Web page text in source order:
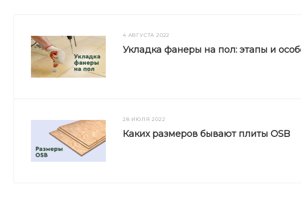
4 АВГУСТА 2022
Укладка фанеры на пол: этапы и
28 ИЮЛЯ 2022
Каких размеров бывают плиты OSB